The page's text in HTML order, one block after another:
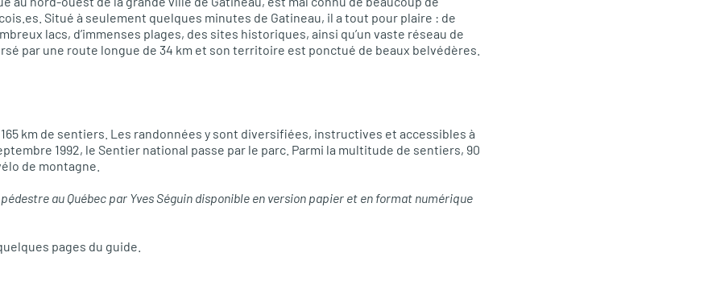
Situé à seulement quelques minutes de Gatineau, il a tout pour plaire : de
lacs, d’immenses plages, des sites historiques, ainsi qu’un vaste réseau de
par une route longue de 34 km et son territoire est ponctué de beaux belvédères.
km de sentiers. Les randonnées y sont diversifiées, instructives et accessibles à
1992, le Sentier national passe par le parc. Parmi la multitude de sentiers, 90
de montagne.
au Québec par Yves Séguin disponible en version papier et en format numérique
pages du guide.